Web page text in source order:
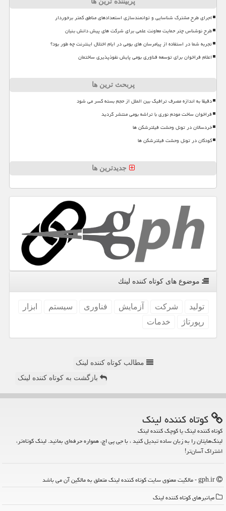
اجرای طرح مشترک شناسایی و توانمندسازی استعدادهای مناطق کمتر برخوردار
طرح نوشناس چتر حمایت معاونت علمی برای شرکت های پیش دانش بنیان
تجربه شما در استفاده از پیامرسان های بومی در ایام اختلال اینترنت چه طور بود؟
اعلام فراخوان برای توسعه فناوری بومی پایش نفوذپذیری ساختمان
پربحث ترین ها
دقیقا به اندازه مصرف ترافیک بین الملل از حجم بسته کسر می شود
فراخوان ساخت مودم نوری با تراشه بومی منتشر گردید
خردسالان در تونل وحشت فیلترشکن ها
کودکان در تونل وحشت فیلترشکن ها
جدیدترین ها
موضوع های كوتاه كننده لینك
تولید شركت آزمایش فناوری سیستم
ابزار
رپورتاژ
خدمات
مطالب کوتاه کننده لینک
بازگشت به کوتاه کننده لینک
كوتاه كننده لینك
کوتاه کننده لینک یا کوچک کننده لینک
لینک‌هایتان را به زبان ساده تبدیل کنید ، با جی پی اچ، همواره حرفه‌ای بمانید. لینک کوتاه‌تر،
اشتراک آسان‌تر!
میانبرهای كوتاه كننده لینك